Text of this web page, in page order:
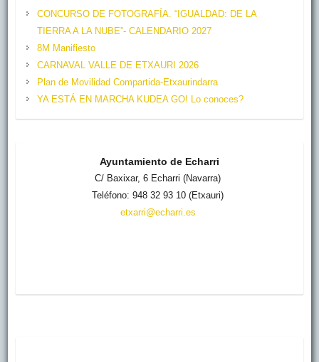
h
a
n
CONCURSO DE FOTOGRAFÍA. “IGUALDAD: DE LA
TIERRA A LA NUBE”- CALENDARIO 2027
8M Manifiesto
CARNAVAL VALLE DE ETXAURI 2026
Plan de Movilidad Compartida-Etxaurindarra
YA ESTÁ EN MARCHA KUDEA GO! Lo conoces?
Ayuntamiento de Echarri
C/ Baxixar, 6 Echarri (Navarra)
Teléfono: 948 32 93 10 (Etxauri)
etxarri@echarri.es